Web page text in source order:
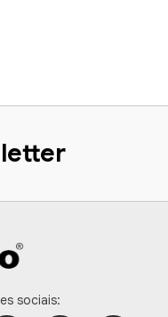
sociais: